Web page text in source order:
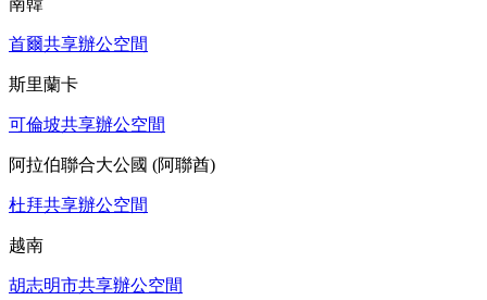
首爾共享辦公空間
斯里蘭卡
可倫坡共享辦公空間
阿拉伯聯合大公國 (阿聯酋)
杜拜共享辦公空間
越南
胡志明市共享辦公空間